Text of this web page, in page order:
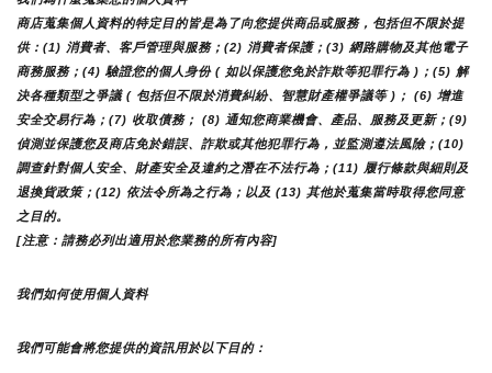
商店蒐集個人資料的特定目的皆是為了向您提供商品或服務，包括但不限於提
供：(1) 消費者、客戶管理與服務；(2) 消費者保護；(3) 網路購物及其他電子
商務服務；(4) 驗證您的個人身份 ( 如以保護您免於詐欺等犯罪行為 )；(5) 解
決各種類型之爭議 ( 包括但不限於消費糾紛、智慧財產權爭議等 )； (6) 增進
安全交易行為；(7) 收取債務； (8) 通知您商業機會、產品、服務及更新；(9)
偵測並保護您及商店免於錯誤、詐欺或其他犯罪行為，並監測遵法風險；(10)
調查針對個人安全、財產安全及違約之潛在不法行為；(11) 履行條款與細則及
退換貨政策；(12) 依法令所為之行為；以及 (13) 其他於蒐集當時取得您同意
之目的。
[注意：請務必列出適用於您業務的所有內容]
我們如何使用個人資料
我們可能會將您提供的資訊用於以下目的：